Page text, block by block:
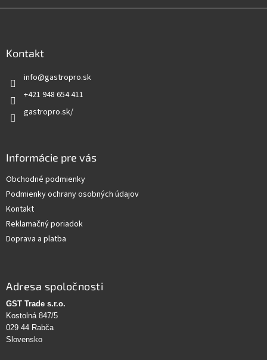
Kontakt
info@gastropro.sk
+421 948 654 411
gastropro.sk/
Informácie pre vás
Obchodné podmienky
Podmienky ochrany osobných údajov
Kontakt
Reklamačný poriadok
Doprava a platba
Adresa spoločnosti
GST Trade s.r.o.
Kostolná 847/5
029 44 Rabča
Slovensko